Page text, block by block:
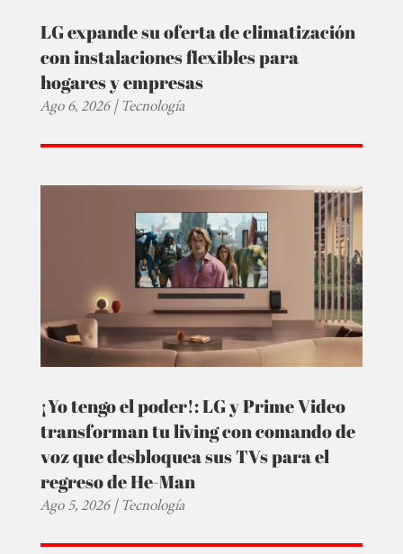
LG expande su oferta de climatización
con instalaciones flexibles para
hogares y empresas
Ago 6, 2026|Tecnología
¡Yo tengo el poder!: LG y Prime Video
transforman tu living con comando de
voz que desbloquea sus TVs para el
regreso de He-Man
Ago 5, 2026|Tecnología